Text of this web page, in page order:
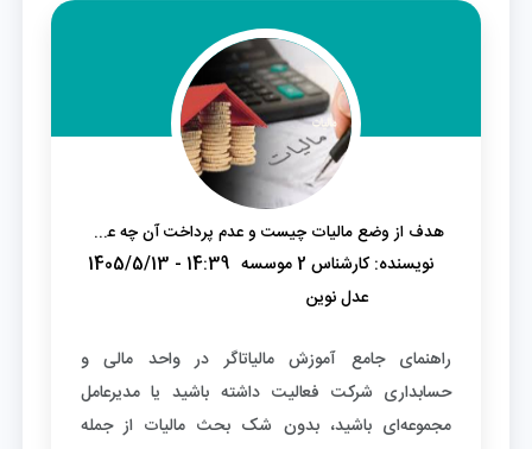
هدف از وضع مالیات چیست و عدم پرداخت آن چه عواقبی دارد؟
1405/5/13 - 14:39 نویسنده:
کارشناس 2 موسسه
عدل نوین
راهنمای جامع آموزش مالیاتاگر در واحد مالی و
حسابداری شرکت فعالیت داشته باشید یا مدیرعامل
مجموعه‌ای باشید، بدون شک بحث مالیات از جمله